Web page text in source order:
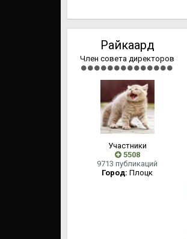
Райкаард
Член совета директоров
Участники
5508
9713 публикаций
Город: Плоцк